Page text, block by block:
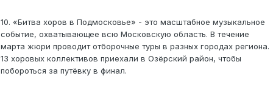
10. «Битва хоров в Подмосковье» - это масштабное музыкальное
событие, охватывающее всю Московскую область. В течение
марта жюри проводит отборочные туры в разных городах региона.
13 хоровых коллективов приехали в Озёрский район, чтобы
побороться за путёвку в финал.